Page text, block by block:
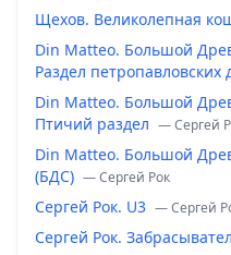
Щехов. Великолепная
Din Matteo. Большой
Раздел петропавловских
Din Matteo. Большой
Птичий раздел — Сергей
Din Matteo. Большой
(БДС) — Сергей Рок
Сергей Рок. U3 — Сергей
Сергей Рок.